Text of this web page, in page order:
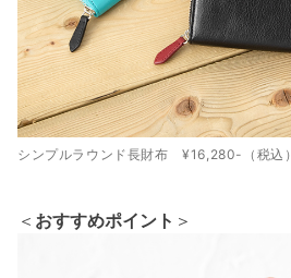
シンプルラウンド長財布 ¥16,280-（税込）
＜ おすすめポイント ＞